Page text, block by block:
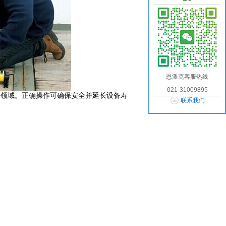
域。正确操作可确保安全并延长设备寿
恩派克客服热线
021-31009895
联系我们